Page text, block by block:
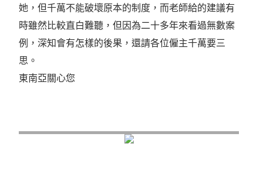
她，但千萬不能破壞原本的制度，而老師給的建議有
時雖然比較直白難聽，但因為二十多年來看過無數案
例，深知會有怎樣的後果，還請各位僱主千萬要三
思。
東南亞關心您